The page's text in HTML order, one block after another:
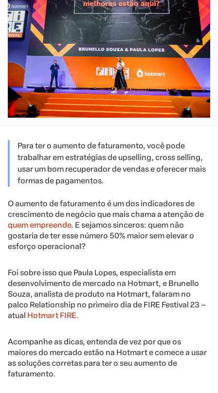
Para ter o aumento de faturamento, você pode
trabalhar em estratégias de upselling, cross selling,
usar um bom recuperador de vendas e oferecer mais
formas de pagamentos.
O aumento de faturamento é um dos indicadores de
crescimento de negócio que mais chama a atenção de
quem empreende. E sejamos sinceros: quem não
gostaria de ter esse número 50% maior sem elevar o
esforço operacional?
Foi sobre isso que Paula Lopes, especialista em
desenvolvimento de mercado na Hotmart, e Brunello
Souza, analista de produto na Hotmart, falaram no
palco Relationship no primeiro dia de FIRE Festival 23 –
atual Hotmart FIRE.
Acompanhe as dicas, entenda de vez por que os
maiores do mercado estão na Hotmart e comece a usar
as soluções corretas para ter o seu aumento de
faturamento.